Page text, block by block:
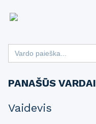
Search
for:
PANAŠŪS VARDAI
Vaidevis